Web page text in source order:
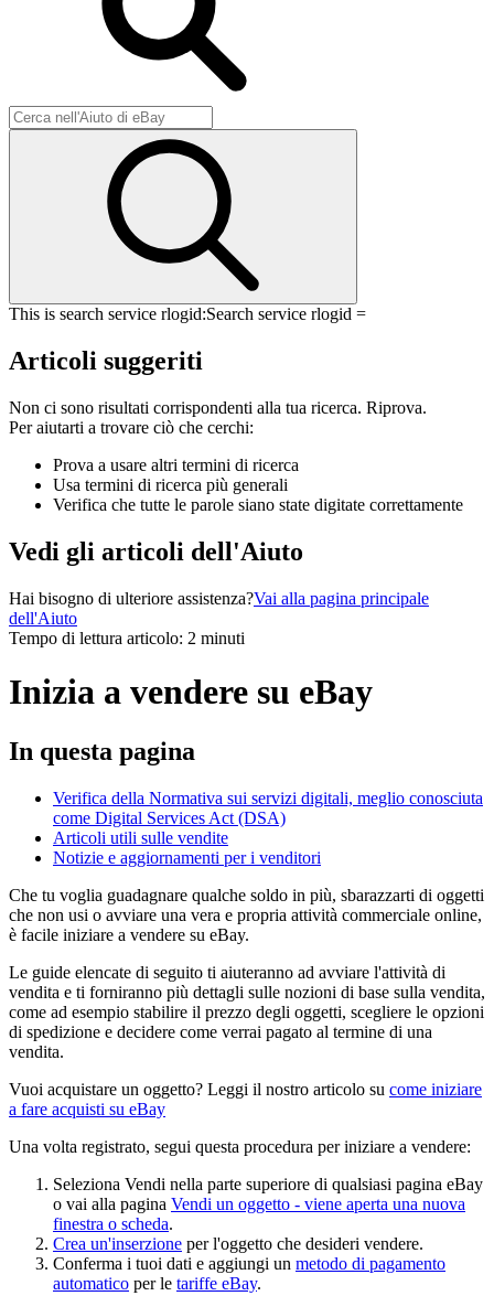
This is search service rlogid:Search service rlogid =
Articoli suggeriti
Non ci sono risultati corrispondenti alla tua ricerca. Riprova.
Per aiutarti a trovare ciò che cerchi:
Prova a usare altri termini di ricerca
Usa termini di ricerca più generali
Verifica che tutte le parole siano state digitate correttamente
Vedi gli articoli dell'Aiuto
Hai bisogno di ulteriore assistenza?Vai alla pagina principale
dell'Aiuto
Tempo di lettura articolo: 2 minuti
Inizia a vendere su eBay
In questa pagina
Verifica della Normativa sui servizi digitali, meglio conosciuta
come Digital Services Act (DSA)
Articoli utili sulle vendite
Notizie e aggiornamenti per i venditori
Che tu voglia guadagnare qualche soldo in più, sbarazzarti di oggetti
che non usi o avviare una vera e propria attività commerciale online,
è facile iniziare a vendere su eBay.
Le guide elencate di seguito ti aiuteranno ad avviare l'attività di
vendita e ti forniranno più dettagli sulle nozioni di base sulla vendita,
come ad esempio stabilire il prezzo degli oggetti, scegliere le opzioni
di spedizione e decidere come verrai pagato al termine di una
vendita.
Vuoi acquistare un oggetto? Leggi il nostro articolo su come iniziare
a fare acquisti su eBay
Una volta registrato, segui questa procedura per iniziare a vendere:
Seleziona Vendi nella parte superiore di qualsiasi pagina eBay
o vai alla pagina Vendi un oggetto - viene aperta una nuova
finestra o scheda.
Crea un'inserzione per l'oggetto che desideri vendere.
Conferma i tuoi dati e aggiungi un metodo di pagamento
automatico per le tariffe eBay.